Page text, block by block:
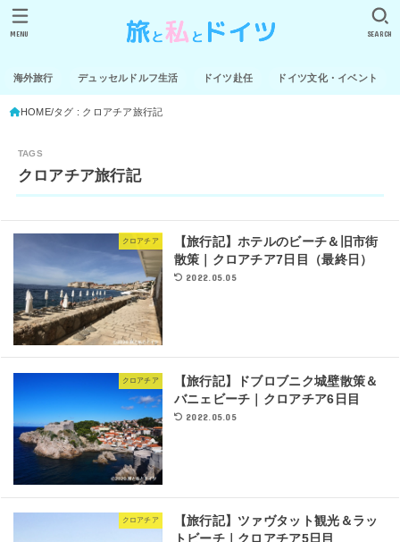
海外旅行 デュッセルドルフ生活 ドイツ赴任 ドイツ文化・イベント
SEARCH
MENU
HOME タグ : クロアチア旅行記
クロアチア旅行記
クロアチア
【旅行記】ホテルのビーチ＆旧市街
散策｜クロアチア7日目（最終日）
2022.05.05
クロアチア
【旅行記】ドブロブニク城壁散策＆
バニェビーチ｜クロアチア6日目
2022.05.05
クロアチア
【旅行記】ツァヴタット観光＆ラッ
トビーチ｜クロアチア5日目